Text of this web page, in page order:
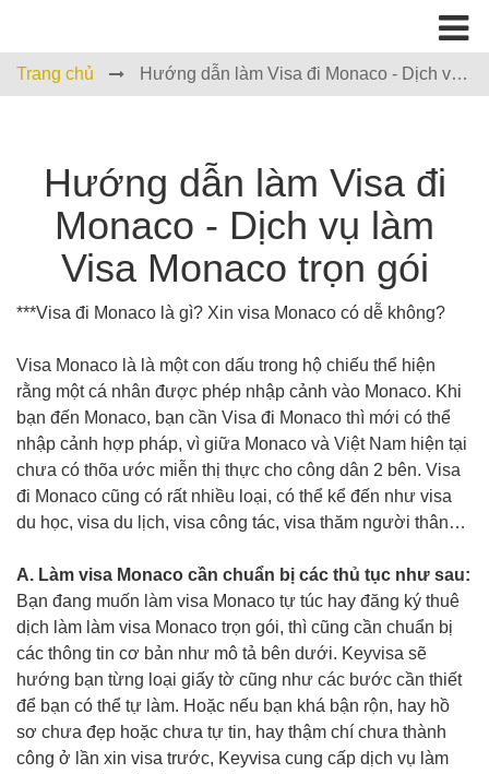
Trang chủ Hướng dẫn làm Visa đi Monaco - Dịch vụ
Hướng dẫn làm Visa đi
Monaco - Dịch vụ làm
Visa Monaco trọn gói
***Visa đi Monaco là gì? Xin visa Monaco có dễ không?
Visa Monaco là là một con dấu trong hộ chiếu thể hiện
rằng một cá nhân được phép nhập cảnh vào Monaco. Khi
bạn đến Monaco, bạn cần Visa đi Monaco thì mới có thể
nhập cảnh hợp pháp, vì giữa Monaco và Việt Nam hiện tại
chưa có thõa ước miễn thị thực cho công dân 2 bên. Visa
đi Monaco cũng có rất nhiều loại, có thể kể đến như visa
du học, visa du lịch, visa công tác, visa thăm người thân…
A. Làm visa Monaco cần chuẩn bị các thủ tục như sau:
Bạn đang muốn làm visa Monaco tự túc hay đăng ký thuê
dịch làm làm visa Monaco trọn gói, thì cũng cần chuẩn bị
các thông tin cơ bản như mô tả bên dưới. Keyvisa sẽ
hướng bạn từng loại giấy tờ cũng như các bước cần thiết
để bạn có thể tự làm. Hoặc nếu bạn khá bận rộn, hay hồ
sơ chưa đẹp hoặc chưa tự tin, hay thậm chí chưa thành
công ở lần xin visa trước, Keyvisa cung cấp dịch vụ làm